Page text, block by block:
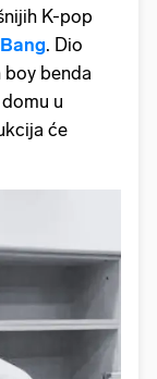
K-pop
. Dio
boy benda
u
će